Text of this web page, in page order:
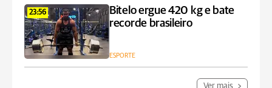
23:56
Bitelo ergue 420 kg e bate
recorde brasileiro
ESPORTE
Ver mais